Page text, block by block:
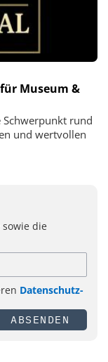
für Museum &
Schwerpunkt rund
und wertvollen
die
Datenschutz-
ABSENDEN